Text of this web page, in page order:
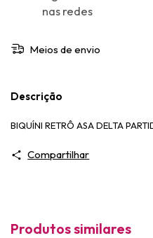
nas redes
Meios de envio
Descrição
BIQUÍNI RETRÔ ASA DELTA
Compartilhar
Produtos similares